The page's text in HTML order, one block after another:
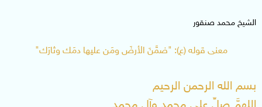
الشيخ محمد صنقور
معنى قوله (ع): "ضمَّنَ الأرضَ ومَن عليها دمَك وثارَك"
بسم الله الرحمن الرحيم